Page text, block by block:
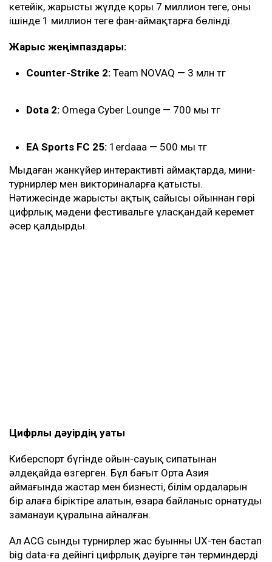
кетейік, жарыстың жүлде қоры 7 миллион теңге, оның
ішінде 1 миллион теңге фан-аймақтарға бөлінді.
Жарыс жеңімпаздары:
Counter-Strike 2: Team NOVAQ — 3 млн тг
Dota 2: Omega Cyber Lounge — 700 мың тг
EA Sports FC 25: 1erdaaa — 500 мың тг
Мыңдаған жанкүйер интерактивті аймақтарда, мини-
турнирлер мен викториналарға қатысты.
Нәтижесінде жарыстың ақтық сайысы ойыннан гөрі
цифрлық мәдени фестивальге ұласқандай керемет
әсер қалдырды.
Цифрлық дәуірдің қуаты
Киберспорт бүгінде ойын-сауық сипатынан
әлдеқайда өзгерген. Бұл бағыт Орта Азия
аймағында жастар мен бизнесті, білім ордаларын
бір алаңға біріктіре алатын, өзара байланыс орнатудың
заманауи құралына айналған.
Ал ACG сынды турнирлер жас буынның UX-тен бастап
big data-ға дейінгі цифрлық дәуірге тән терминдерді